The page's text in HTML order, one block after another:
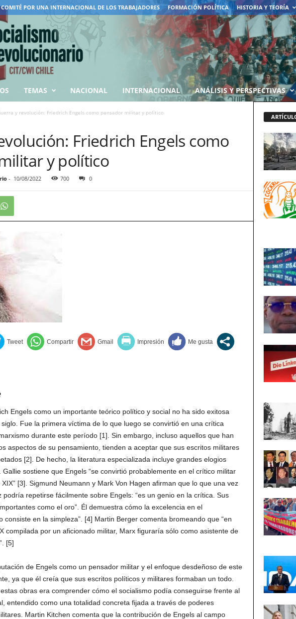
COMITÉ POR UNA INTERNACIONAL DE LOS TRABAJADORES FORMACIÓN POLÍTICA HISTORIA Y TEORÍA
TEMAS NACIONAL INTERNACIONAL ANÁLISIS Y PERSPECTIVAS
y revolución: Friedrich Engels como pensador militar y político
Friedrich Engels como
y político
- 10/08/2022 700 0
Engels como un importante teórico político y social no ha sido exitosa
Fue la primera víctima de lo que luego se convirtió en una crítica
durante este período [1]. Sin embargo, incluso aquellos que han
aspectos de su pensamiento, tienden a aceptar que sus escritos militares
[2]. De hecho, la literatura especializada incluye grandes elogios
sostiene que Engels “se convirtió probablemente en el crítico militar
[3]. Sigmund Neumann y Mark Von Hagen afirman que lo que una vez
podría repetirse fácilmente sobre Engels: “es un genio en la crítica. Sus
como el oro”. Él demuestra cómo la excelencia en el
consiste en la simpleza”. [4] Martin Berger comenta bromeando que “en
compilada por un aficionado militar, Marx figuraría sólo como asistente de
[5]
de Engels como un pensador militar y el enfoque desdeñoso de este
ya que él creía que sus escritos políticos y militares formaban un todo.
obras era comprender cómo el socialismo podía conseguirse frente al
entendido como una totalidad concreta fijada a través de poderes
Martin Kitchen comenta que la contribución de Engels al campo